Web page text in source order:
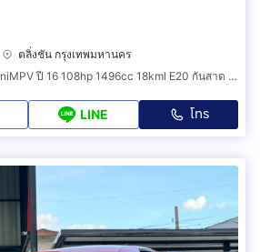
ตลิ่งชัน กรุงเทพมหานคร
Sienta 1.5G Dual VVTi miniMPV ปี 16 108hp 1496cc 18kml E20 กันสาด พรม ฟิล์ม ป2 ถึง 8 มค 70 ภาษี ตค 69 สมบูรณ์
LINE โทร